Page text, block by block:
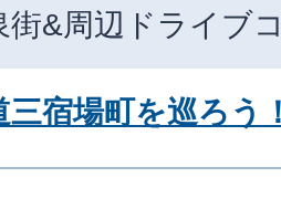
街&周辺ドライブ
三宿場町を巡ろう